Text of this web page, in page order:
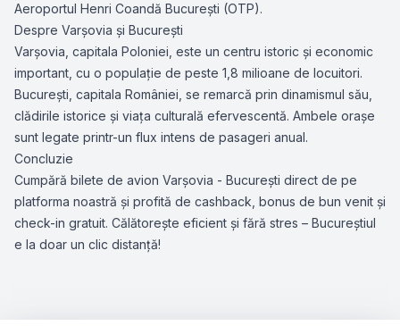
Aeroportul Henri Coandă București (OTP).
Despre Varșovia și București
Varșovia, capitala Poloniei, este un centru istoric și economic
important, cu o populație de peste 1,8 milioane de locuitori.
București, capitala României, se remarcă prin dinamismul său,
clădirile istorice și viața culturală efervescentă. Ambele orașe
sunt legate printr-un flux intens de pasageri anual.
Concluzie
Cumpără bilete de avion Varșovia - București direct de pe
platforma noastră și profită de cashback, bonus de bun venit și
check-in gratuit. Călătorește eficient și fără stres – Bucureștiul
e la doar un clic distanță!